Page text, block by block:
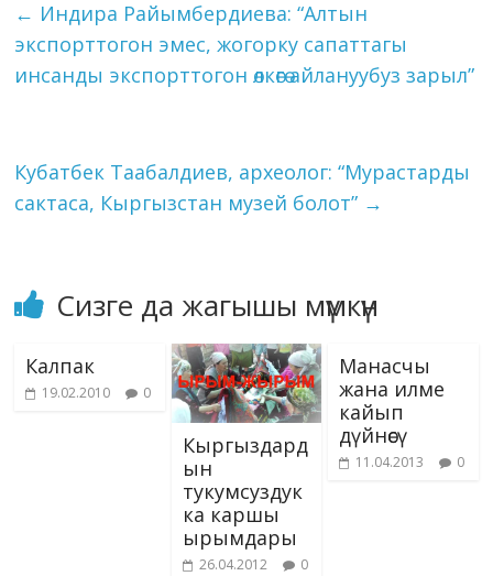
мынча эмгектери бар
чыгармалар
жыйнагынын 5 томдугу
"Бийиктик", 2008-жыл).
o
k
m n p
p
g
er s
Li
n
← Индира Райымбердиева: “Алтын
экспорттогон эмес, жогорку сапаттагы
инсанды экспорттогон өлкөгө айлануубуз зарыл”
Кубатбек Таабалдиев, археолог: “Мурастарды
сактаса, Кыргызстан музей болот” →
Сизге да жагышы мүмкүн
Калпак
19.02.2010 0
Кыргыздард
ын
тукумсуздук
ка каршы
ырымдары
26.04.2012 0
Манасчы
жана илме
кайып
дүйнөсү
11.04.2013 0